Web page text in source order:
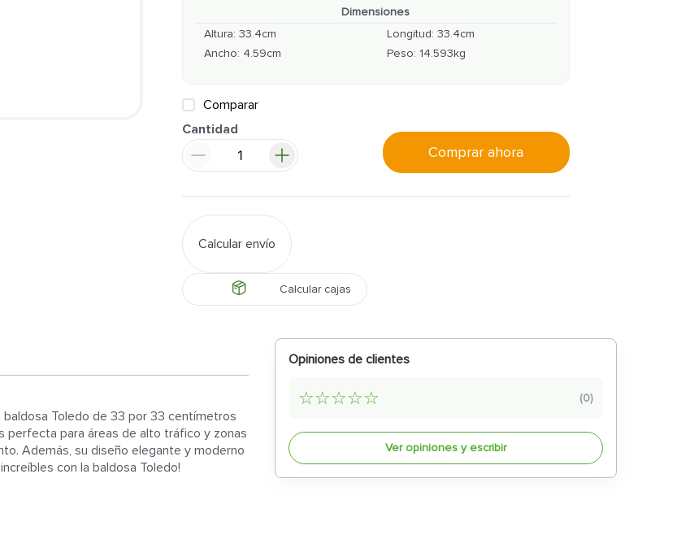
Dimensiones
Altura: 33.4cm Longitud: 33.4cm
Ancho: 4.59cm Peso: 14.593kg
Comparar
Cantidad
Comprar ahora
Calcular envío
Calcular cajas
baldosa Toledo de 33 por 33 centímetros
perfecta para áreas de alto tráfico y zonas
Además, su diseño elegante y moderno
con la baldosa Toledo!
Opiniones de clientes
☆☆☆☆☆ (0)
Ver opiniones y escribir